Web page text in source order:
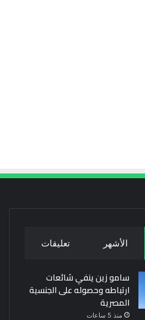
الأشهر تعليقات
سامو زين ينفي شائعات
ارتباطه وحصوله على الجنسية
المصرية
منذ 5 ساعات